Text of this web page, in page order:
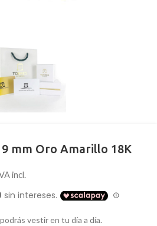
mm Oro Amarillo 18K
incl.
vestir en tu día a día.